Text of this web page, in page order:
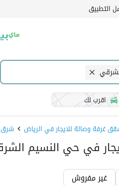
التطبيق
اقرب لك
غرفة وصالة للايجار في الرياض شرق
في حي النسيم
غير مفروش